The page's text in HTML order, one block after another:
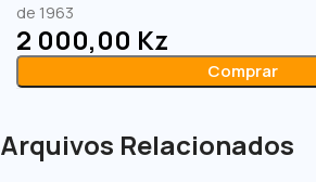
de 1963
2 000,00 Kz
Comprar
Arquivos Relacionados